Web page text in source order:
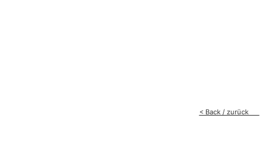
< Back / zurück